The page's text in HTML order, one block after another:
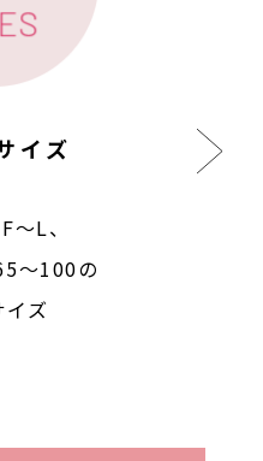
イズ
〜L、
〜100の
ズ